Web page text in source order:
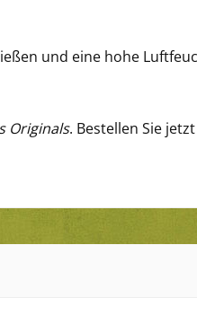
und eine hohe
Originals. Bestellen Sie